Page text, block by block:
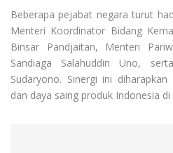
Beberapa pejabat negara turut
Menteri Koordinator Bidang
Binsar Pandjaitan, Menteri
Sandiaga Salahuddin Uno,
Sudaryono. Sinergi ini
dan daya saing produk Indonesia di